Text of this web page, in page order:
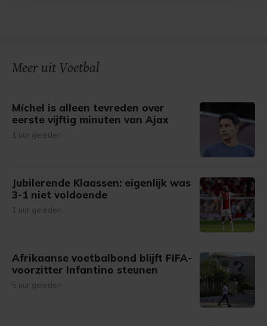
Meer uit Voetbal
Míchel is alleen tevreden over
eerste vijftig minuten van Ajax
1 uur geleden
Jubilerende Klaassen: eigenlijk was
3-1 niet voldoende
1 uur geleden
Afrikaanse voetbalbond blijft FIFA-
voorzitter Infantino steunen
5 uur geleden